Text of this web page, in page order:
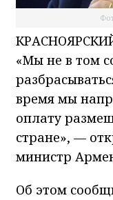
«Мы не в том
время мы
оплату
стране», —
министр
Об этом